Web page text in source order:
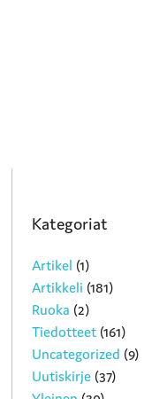
Kategoriat
Artikel (1)
Artikkeli (181)
Ruoka (2)
Tiedotteet (161)
Uncategorized (9)
Uutiskirje (37)